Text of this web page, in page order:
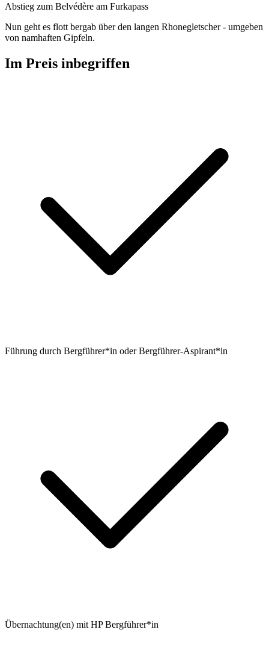
Abstieg zum Belvédère am Furkapass
Nun geht es flott bergab über den langen Rhonegletscher - umgeben
von namhaften Gipfeln.
Im Preis inbegriffen
Führung durch Bergführer*in oder Bergführer-Aspirant*in
Übernachtung(en) mit HP Bergführer*in